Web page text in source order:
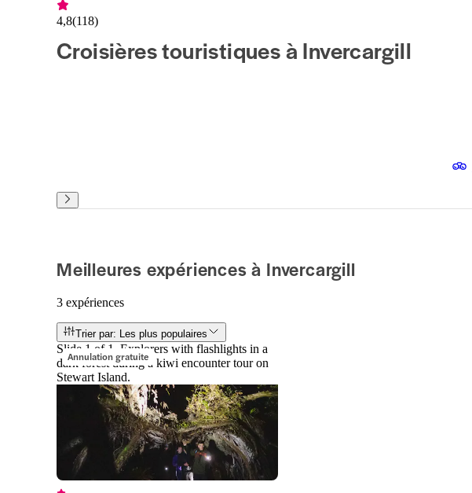
4,8(118)
Croisières touristiques à Invercargill
Meilleures expériences à Invercargill
3 expériences
Trier par: Les plus populaires
Annulation gratuite
Slide 1 of 1, Explorers with flashlights in a
dark forest during a kiwi encounter tour on
Stewart Island.